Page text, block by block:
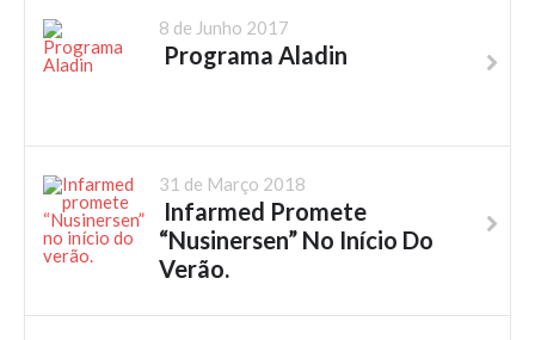
8 de Junho 2017
Programa Aladin
31 de Março 2018
Infarmed Promete
“Nusinersen” No Início Do
Verão.